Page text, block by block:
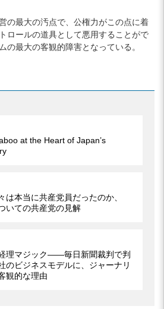
の最大の汚点で、公権力がこの点に着
ロールの道具として悪用することがで
の最大の客観的障害となっている。
at the Heart of Japan’s
は本当に共産党員だったのか、
いての共産党の見解
理マジック――毎日新聞裁判で判
のビジネスモデルに、ジャーナリ
観的な理由